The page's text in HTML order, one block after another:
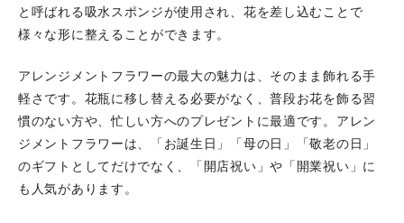
と呼ばれる吸水スポンジが使用され、花を差し込むことで
様々な形に整えることができます。
アレンジメントフラワーの最大の魅力は、そのまま飾れる手
軽さです。花瓶に移し替える必要がなく、普段お花を飾る習
慣のない方や、忙しい方へのプレゼントに最適です。アレン
ジメントフラワーは、「お誕生日」「母の日」「敬老の日」
のギフトとしてだけでなく、「開店祝い」や「開業祝い」に
も人気があります。